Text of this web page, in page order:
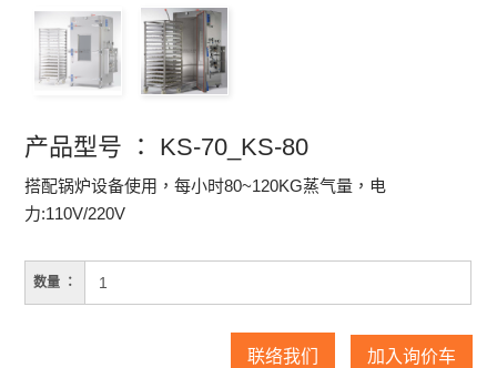
产品型号 ： KS-70_KS-80
搭配锅炉设备使用，每小时80~120KG蒸气量，电
力:110V/220V
数量 ：
联络我们 加入询价车